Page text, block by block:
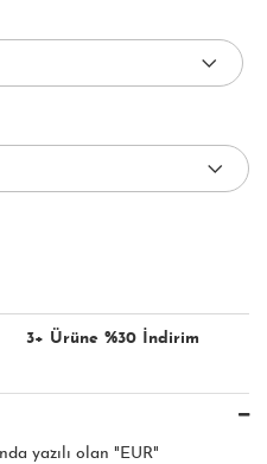
3+ Ürüne %30 İndirim
yazılı olan "EUR"